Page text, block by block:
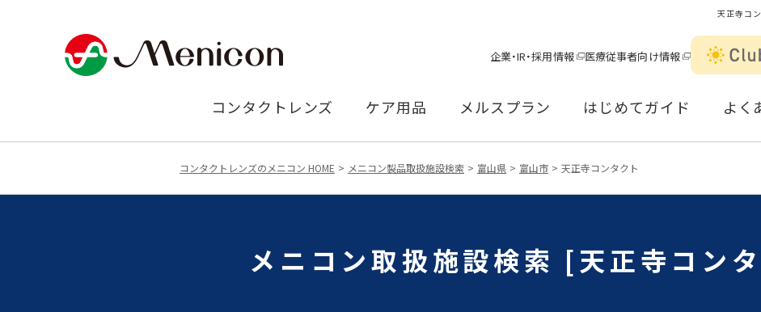
天正寺コ
企業・IR・採用情報 医療従事者向け情報
コンタクトレンズ ケア用品 メルスプラン はじめてガイド よく
コンタクトレンズのメニコン HOME メニコン製品取扱施設検索 富山県 富山市 天正寺コンタクト
メニコン取扱施設検索 [天正寺コン